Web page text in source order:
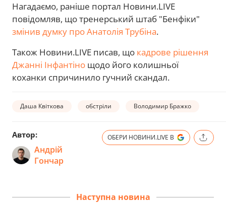
Нагадаємо, раніше портал Новини.LIVE
повідомляв, що тренерський штаб "Бенфіки"
змінив думку про Анатолія Трубіна.
Також Новини.LIVE писав, що кадрове рішення
Джанні Інфантіно щодо його колишньої
коханки спричинило гучний скандал.
Даша Квіткова обстріли Володимир Бражко
Автор:
Андрій
Гончар
ОБЕРИ НОВИНИ.LIVE В
Наступна новина